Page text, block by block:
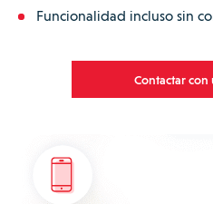
Funcionalidad incluso sin
Contactar